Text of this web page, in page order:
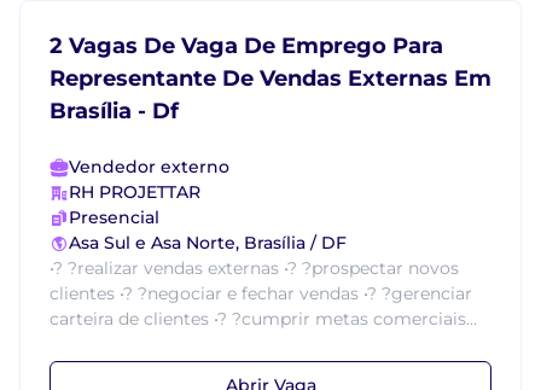
2 Vagas De Vaga De Emprego Para
Representante De Vendas Externas Em
Brasília - Df
Vendedor externo
RH PROJETTAR
Presencial
Asa Sul e Asa Norte, Brasília / DF
•? ?realizar vendas externas •? ?prospectar novos
clientes •? ?negociar e fechar vendas •? ?gerenciar
carteira de clientes •? ?cumprir metas comerciais...
Abrir Vaga